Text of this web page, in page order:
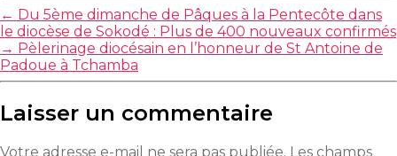
← Du 5ème dimanche de Pâques à la Pentecôte dans
le diocèse de Sokodé : Plus de 400 nouveaux confirmés
→ Pèlerinage diocésain en l’honneur de St Antoine de
Padoue à Tchamba
Laisser un commentaire
Votre adresse e-mail ne sera pas publiée. Les champs